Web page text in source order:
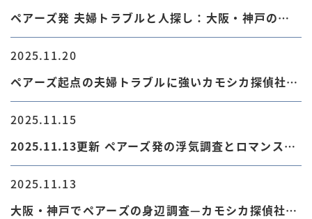
ペアーズ発 夫婦トラブルと人探し：大阪・神戸の既
婚者見抜き
2025.11.20
ペアーズ起点の夫婦トラブルに強いカモシカ探偵社
大阪・神戸
2025.11.15
2025.11.13更新 ペアーズ発の浮気調査とロマンス詐
欺対策
2025.11.13
大阪・神戸でペアーズの身辺調査—カモシカ探偵社の